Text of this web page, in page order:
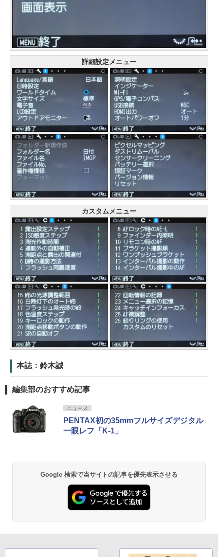
詳細設定メニュー
カスタムメニュー
本誌：鈴木誠
編集部のおすすめ記事
ニュース
PENTAX初の35mmフルサイズデジタル
一眼レフ「K-1」
Google 検索で当サイトの記事を優先表示させる